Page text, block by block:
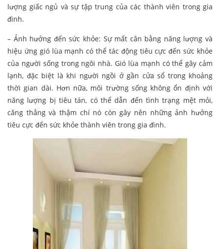
lượng giấc ngủ và sự tập trung của các thành viên trong gia
đình.
– Ảnh hưởng đến sức khỏe: Sự mất cân bằng năng lượng và
hiệu ứng gió lùa mạnh có thể tác động tiêu cực đến sức khỏe
của người sống trong ngôi nhà. Gió lùa mạnh có thể gây cảm
lạnh, đặc biệt là khi người ngồi ở gần cửa sổ trong khoảng
thời gian dài. Hơn nữa, môi trường sống không ổn định với
năng lượng bị tiêu tán, có thể dẫn đến tình trạng mệt mỏi,
căng thẳng và thậm chí nó còn gây nên những ảnh hưởng
tiêu cực đến sức khỏe thành viên trong gia đình.